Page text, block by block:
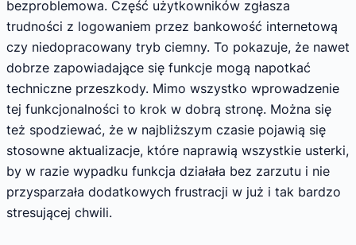
bezproblemowa. Część użytkowników zgłasza
trudności z logowaniem przez bankowość internetową
czy niedopracowany tryb ciemny. To pokazuje, że nawet
dobrze zapowiadające się funkcje mogą napotkać
techniczne przeszkody. Mimo wszystko wprowadzenie
tej funkcjonalności to krok w dobrą stronę. Można się
też spodziewać, że w najbliższym czasie pojawią się
stosowne aktualizacje, które naprawią wszystkie usterki,
by w razie wypadku funkcja działała bez zarzutu i nie
przysparzała dodatkowych frustracji w już i tak bardzo
stresującej chwili.